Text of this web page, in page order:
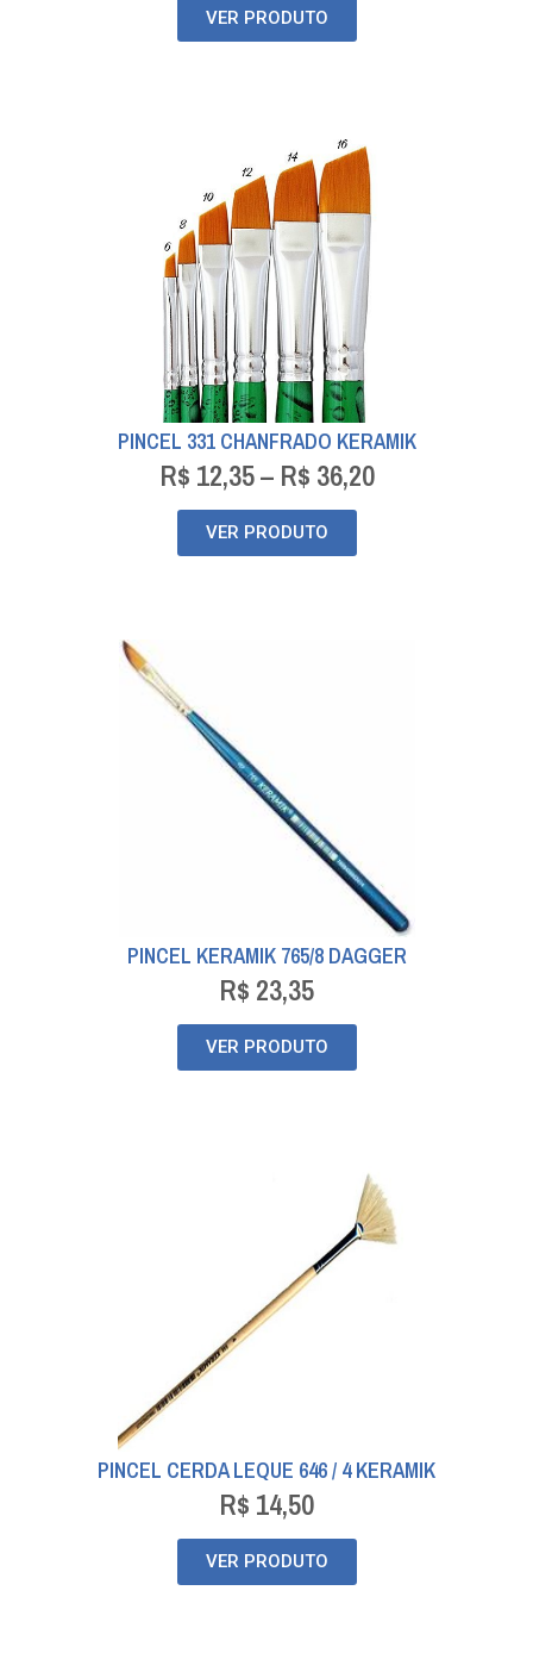
VER PRODUTO
PINCEL 331 CHANFRADO KERAMIK
R$ 12,35– R$ 36,20
VER PRODUTO
PINCEL KERAMIK 765/8 DAGGER
R$ 23,35
VER PRODUTO
PINCEL CERDA LEQUE 646 / 4 KERAMIK
R$ 14,50
VER PRODUTO